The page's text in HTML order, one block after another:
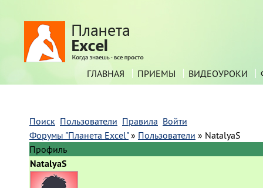
ГЛАВНАЯ ПРИЕМЫ ВИДЕОУРОКИ
Поиск Пользователи Правила Войти
Форумы "Планета Excel" » Пользователи » NatalyaS
Профиль
NatalyaS